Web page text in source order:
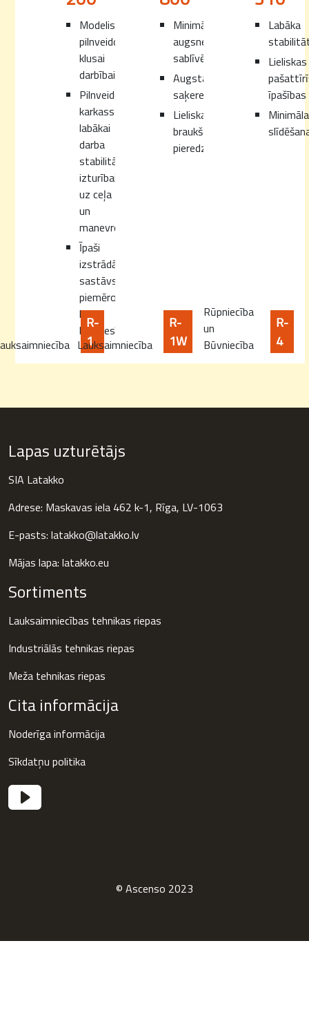
Modelis
pilnveidots
klusai
darbībai
Pilnveidots
karkass
labākai
darba
stabilitātei,
izturībai
uz ceļa
un
manevrēšanai.
Īpaši
izstrādāts
sastāvs,
piemērots
lielai
kravnesībai
R-
1
Minimāla
augsnes
sablīvēšana
Augsta
saķere
Lieliska
braukšanas
pieredze
Lauksaimniecība
R-
1W
Labāka
Lieliskas
īpašības
Minimāla
Rūpniecība
un
Būvniecība
R-
4
Lapas uzturētājs
SIA Latakko
Adrese: Maskavas iela 462 k-1, Rīga, LV-1063
E-pasts: latakko@latakko.lv
Mājas lapa: latakko.eu
Sortiments
Lauksaimniecības tehnikas riepas
Industriālās tehnikas riepas
Meža tehnikas riepas
Cita informācija
Noderīga informācija
Sīkdatņu politika
© Ascenso 2023